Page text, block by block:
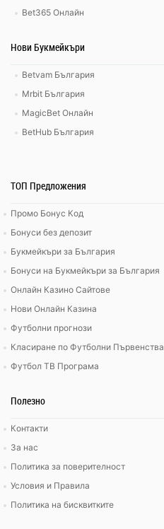
Bet365 Онлайн
Нови Букмейкъри
Betvam България
Mrbit България
MagicBet Онлайн
BetHub България
ТОП Предложения
Промо Бонус Код
Бонуси без депозит
Букмейкъри за България
Бонуси на Букмейкъри за България
Онлайн Казино Сайтове
Нови Онлайн Казина
Футболни прогнози
Класиране по Футболни Първенства
Футбол ТВ Програма
Полезно
Контакти
За нас
Политика за поверителност
Условия и Правила
Политика на бисквитките